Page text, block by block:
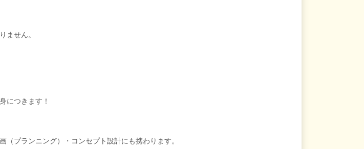
ません。
につきます！
プランニング）・コンセプト設計にも携わります。